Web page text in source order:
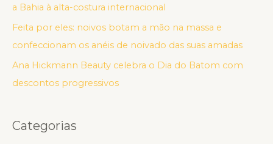
a Bahia à alta-costura internacional
Feita por eles: noivos botam a mão na massa e
confeccionam os anéis de noivado das suas amadas
Ana Hickmann Beauty celebra o Dia do Batom com
descontos progressivos
Categorias